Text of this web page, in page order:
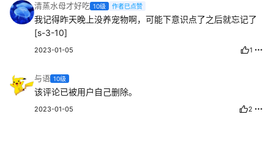
清蒸水母才好吃 10级 作者已点赞
我记得昨天晚上没养宠物啊，可能下意识点了之后就忘记了
[s-3-10]
2023-01-05 1
与语 10级
该评论已被用户自己删除。
2023-01-05 2